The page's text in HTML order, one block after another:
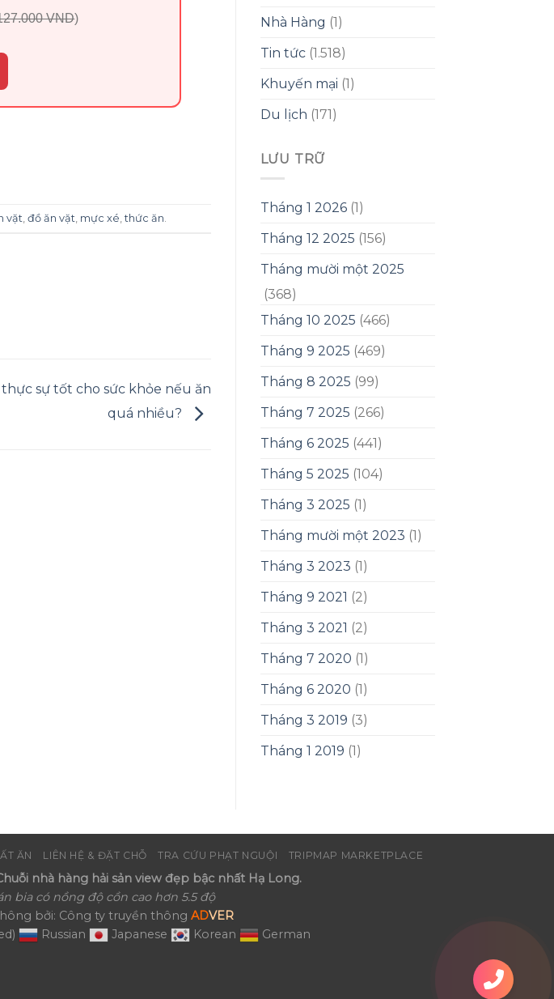
VND)
vặt đồ ăn vặt mực xé ,thức ăn
thực sự tốt cho sức khỏe nếu ăn
quá nhiều?
Nhà Hàng (1)
Tin tức(1.518)
Khuyến mại (1)
Du lịch (171)
LƯU TRỮ
Tháng 1 2026(1)
Tháng 12 2025 (156)
Tháng mười một 2025
(368)
Tháng 10 2025 (466)
Tháng 9 2025 (469)
Tháng 8 2025 (99)
Tháng 7 2025 (266)
Tháng 6 2025 (441)
Tháng 5 2025 (104)
Tháng 3 2025 (1)
Tháng mười một 2023 (1)
Tháng 3 2023 (1)
Tháng 9 2021 (2)
Tháng 3 2021 (2)
Tháng 7 2020 (1)
Tháng 6 2020 (1)
Tháng 3 2019 (3)
Tháng 1 2019 (1)
ĂN LIÊN HỆ & ĐẶT CHỖ TRA CỨU PHẠT NGUỘI TRIPMAP MARKETPLACE
nhà hàng hải sản view đẹp bậc nhất Hạ Long.
bia có nồng độ cồn cao hơn 5.5 độ
bởi: Công ty truyền thông ADVER
Russian Japanese Korean German